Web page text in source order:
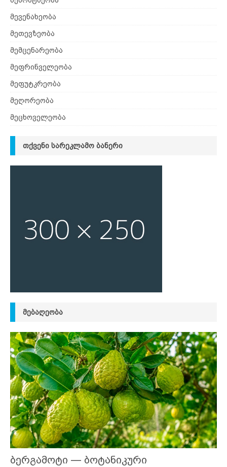
მევენახეობა
მეთევზეობა
მემცენარეობა
მეფრინველეობა
მეფუტკრეობა
მეღორეობა
მეცხოველეობა
ᲗᲥᲕᲔᲜᲘ ᲡᲐᲠᲔᲙᲚᲐᲛᲝ ᲑᲐᲜᲔᲠᲘ
ᲛᲔᲑᲐᲦᲔᲝᲑᲐ
ბერგამოტი — ბოტანიკური